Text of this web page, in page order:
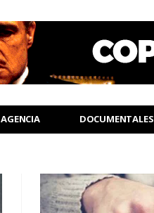
AGENCIA DOCUMENTALES